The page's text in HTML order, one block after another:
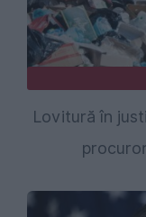
Lovitură în